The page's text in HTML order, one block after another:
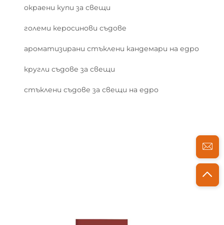
окраени купи за свещи
големи керосинови съдове
ароматизирани стъклени кандемари на едро
кругли съдове за свещи
стъклени съдове за свещи на едро